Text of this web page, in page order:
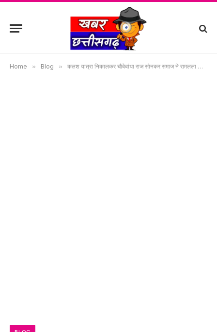
Home » Blog » कलश यात्रा निकालकर चौबेबांधा राज सोनकर समाज ने रामलला की जयंती मनाई